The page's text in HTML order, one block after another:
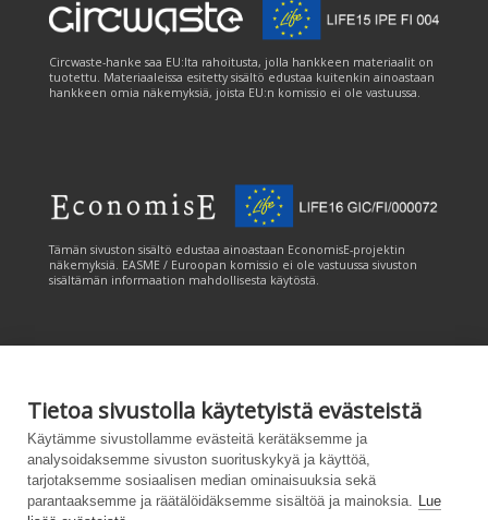
Tietoa sivustolla käytetyistä evästeistä
Käytämme sivustollamme evästeitä kerätäksemme ja
analysoidaksemme sivuston suorituskykyä ja käyttöä,
tarjotaksemme sosiaalisen median ominaisuuksia sekä
parantaaksemme ja räätälöidäksemme sisältöä ja mainoksia. Lue
Circwaste-hanke saa EU:lta rahoitusta, jolla hankkeen materiaalit on
tuotettu. Materiaaleissa esitetty sisältö edustaa kuitenkin ainoastaan
hankkeen omia näkemyksiä, joista EU:n komissio ei ole vastuussa.
Tämän sivuston sisältö edustaa ainoastaan EconomisE-projektin
näkemyksiä. EASME / Euroopan komissio ei ole vastuussa sivuston
sisältämän informaation mahdollisesta käytöstä.
Tämän sivuston tuottamiseen on saatu rahoitusta Euroopan unionin
LIFE-ohjelmasta. Tämän sivuston sisältö edustaa ainoastaan
CANEMURE-hankkeen näkemyksiä ja EASME/EU:n komissio ei ole
vastuussa sivuston sisältämän informaation mahdollisesta käytöstä.